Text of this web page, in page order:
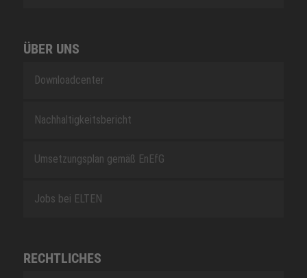
ÜBER UNS
Downloadcenter
Nachhaltigkeitsbericht
Umsetzungsplan gemäß EnEfG
Jobs bei ELTEN
RECHTLICHES